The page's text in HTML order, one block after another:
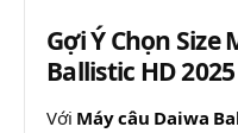
Gợi Ý Chọn Size
Ballistic HD 2025
Với Máy câu Daiwa